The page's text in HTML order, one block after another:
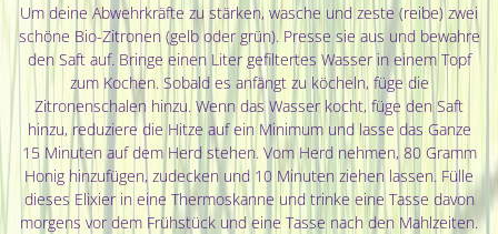
Um deine Abwehrkräfte zu stärken, wasche und zeste (reibe) zwei
schöne Bio-Zitronen (gelb oder grün). Presse sie aus und bewahre
den Saft auf. Bringe einen Liter gefiltertes Wasser in einem Topf
zum Kochen. Sobald es anfängt zu köcheln, füge die
Zitronenschalen hinzu. Wenn das Wasser kocht, füge den Saft
hinzu, reduziere die Hitze auf ein Minimum und lasse das Ganze
15 Minuten auf dem Herd stehen. Vom Herd nehmen, 80 Gramm
Honig hinzufügen, zudecken und 10 Minuten ziehen lassen. Fülle
dieses Elixier in eine Thermoskanne und trinke eine Tasse davon
morgens vor dem Frühstück und eine Tasse nach den Mahlzeiten.